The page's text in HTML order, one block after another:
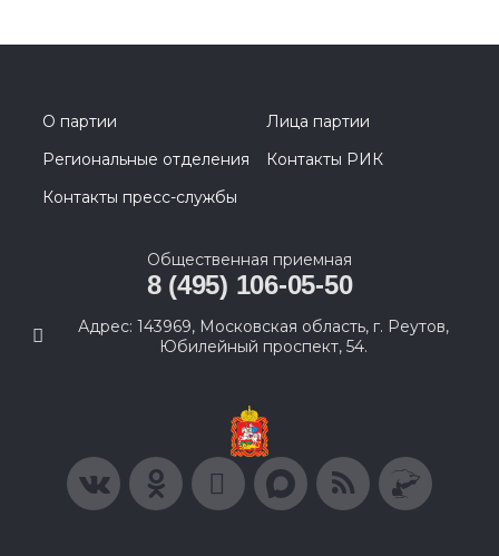
О партии
Лица партии
Региональные отделения
Контакты РИК
Контакты пресс-службы
Общественная приемная
8 (495) 106-05-50
Адрес: 143969, Московская область, г. Реутов,
Юбилейный проспект, 54.